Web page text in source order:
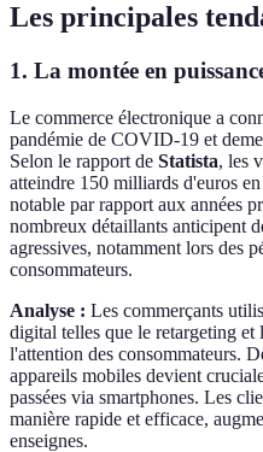
Les principales
1. La montée en
Le commerce électronique a
pandémie de COVID-19 et
Selon le rapport de Statista, les
atteindre 150 milliards d'euros
notable par rapport aux années
nombreux détaillants anticipent
agressives, notamment lors des
consommateurs.
Analyse : Les commerçants
digital telles que le retargeting
l'attention des consommateurs.
appareils mobiles devient
passées via smartphones. Les
manière rapide et efficace,
enseignes.